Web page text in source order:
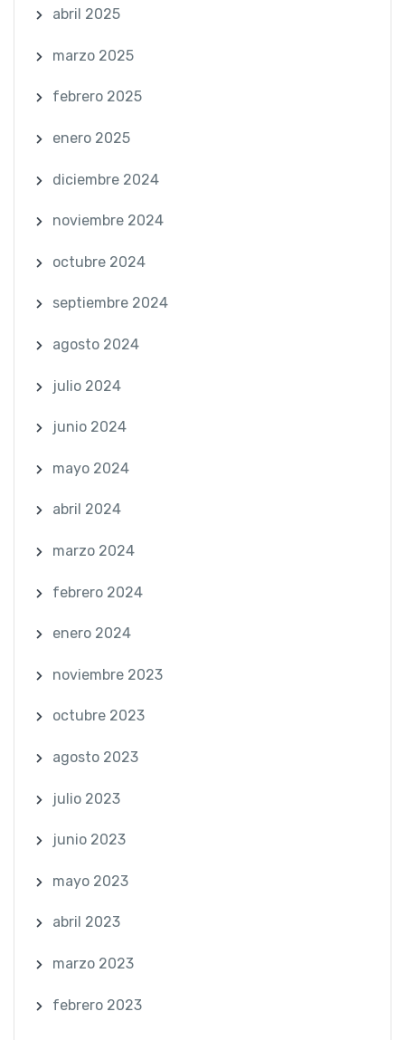
abril 2025
marzo 2025
febrero 2025
enero 2025
diciembre 2024
noviembre 2024
octubre 2024
septiembre 2024
agosto 2024
julio 2024
junio 2024
mayo 2024
abril 2024
marzo 2024
febrero 2024
enero 2024
noviembre 2023
octubre 2023
agosto 2023
julio 2023
junio 2023
mayo 2023
abril 2023
marzo 2023
febrero 2023